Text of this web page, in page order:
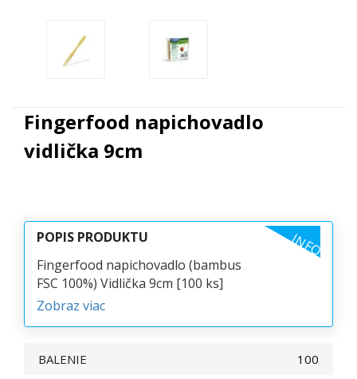
Fingerfood napichovadlo
vidlička 9cm
POPIS PRODUKTU INFO
Fingerfood napichovadlo (bambus
FSC 100%) Vidlička 9cm [100 ks]
Zobraz viac
BALENIE
100